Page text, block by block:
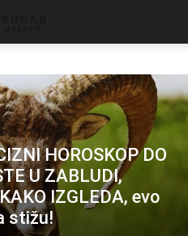
HOROSKOP DO
U ZABLUDI,
IZGLEDA, evo
stižu!